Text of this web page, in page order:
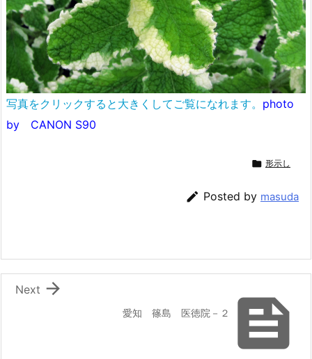
写真をクリックすると大きくしてご覧になれます。 photo
by CANON S90
 形示し
 Posted by masuda

愛知 篠島 医徳院－２

Next